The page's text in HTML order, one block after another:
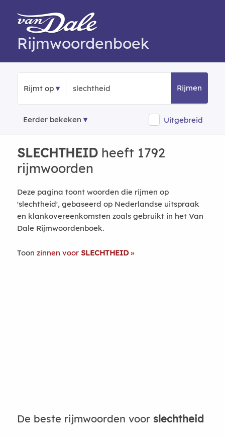
Rijmwoordenboek
Rijmt op Rijmen
Eerder bekeken Uitgebreid
SLECHTHEIDheeft 1792
rijmwoorden
Deze pagina toont woorden die rijmen op
'slechtheid', gebaseerd op Nederlandse uitspraak
en klankovereenkomsten zoals gebruikt in het Van
Dale Rijmwoordenboek.
Toon zinnen voor SLECHTHEID
De beste rijmwoorden voor slechtheid